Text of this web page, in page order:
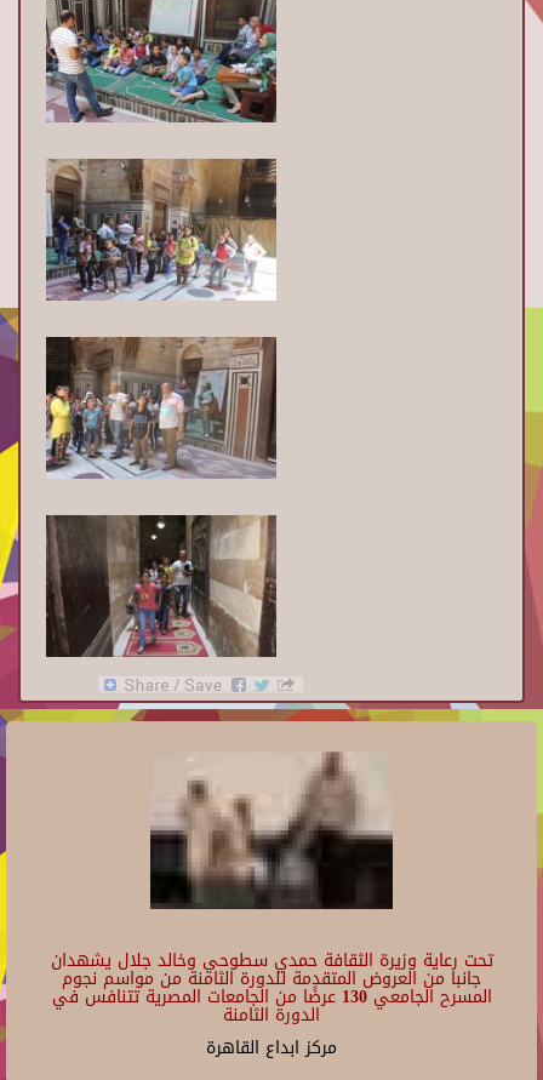
تحت رعاية وزيرة الثقافة حمدي سطوحي وخالد جلال يشهدان
جانبا من العروض المتقدمة للدورة الثامنة من مواسم نجوم
المسرح الجامعي 130 عرضًا من الجامعات المصرية تتنافس في
الدورة الثامنة
مركز ابداع القاهرة